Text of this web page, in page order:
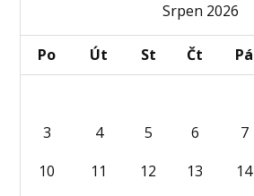
Srpen 2026
Po Út St Čt Pá
3
4 5 6 7
10
11 12 13 14